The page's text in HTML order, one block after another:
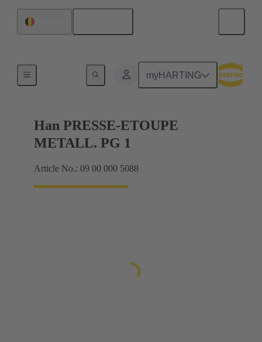
myHARTING
Presse-étoupes
Han PRESSE-ETOUPE
METALL. PG 1
Article No.: 09 00 000 5088